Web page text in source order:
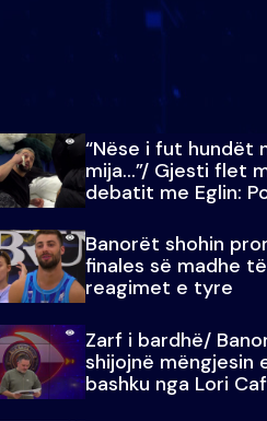
“Nëse i fut hundët
mija…”/ Gjesti flet
debatit me Eglin:
paralajmëroj
Banorët shohin
finales së madhe
reagimet e tyre
Zarf i bardhë/
shijojnë mëngjesin
bashku nga Lori